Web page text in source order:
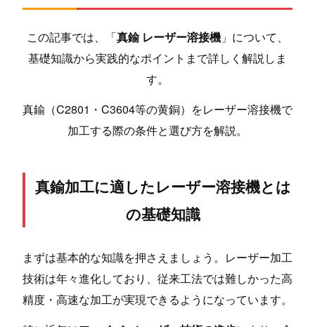
この記事では、「真鍮 レーザー溶接機 」について、
基礎知識から実践的なポイントまで詳しく解説しま
す。
真鍮（C2801・C3604等の黄銅）をレーザー溶接機で
加工する際の条件と選び方を解説。
真鍮加工に適したレーザー溶接機とは
の基礎知識
まずは基本的な知識を押さえましょう。レーザー加工
技術は年々進化しており、従来工法では難しかった高
精度・高速な加工が実現できるようになっています。